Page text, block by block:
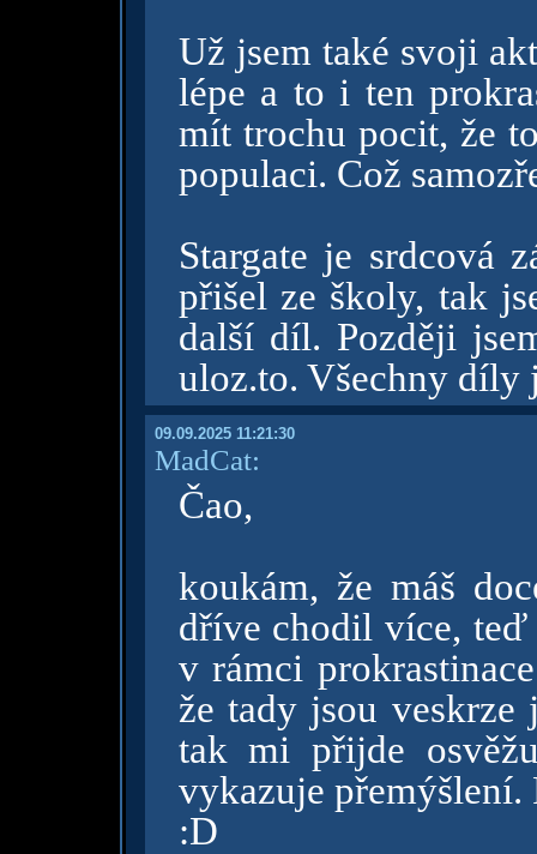
Už jsem také svoji
lépe a to i ten
mít trochu pocit, že
populaci. Což
Stargate je srdcová
přišel ze školy, tak
další díl. Později
uloz.to. Všechny
09.09.2025 11:21:30
MadCat:
Čao,
koukám, že máš
dříve chodil více, teď
v rámci
že tady jsou
tak mi přijde
vykazuje přemýšlení.
:D